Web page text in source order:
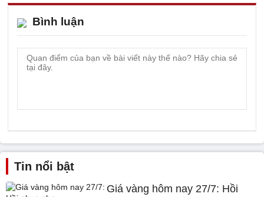
Bình luận
Tin nổi bật
Giá vàng hôm nay 27/7: Hồi